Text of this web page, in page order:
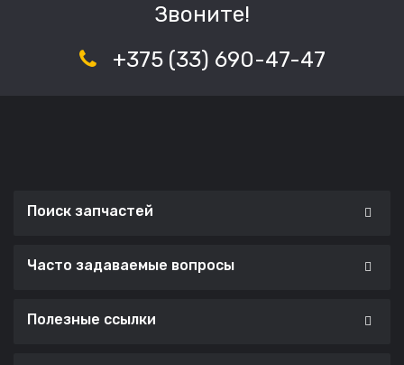
Звоните!
+375 (33) 690-47-47
Поиск запчастей
Часто задаваемые вопросы
Полезные ссылки